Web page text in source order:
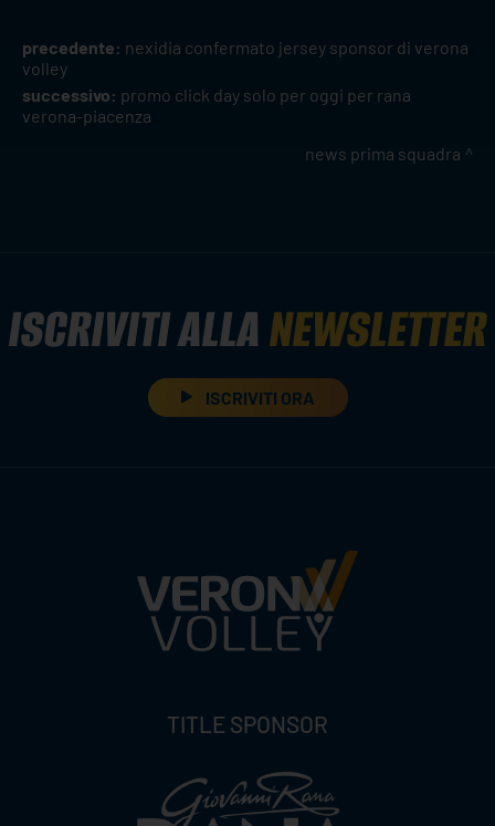
precedente: nexidia confermato jersey sponsor di verona
volley
successivo: promo click day solo per oggi per rana
verona-piacenza
news prima squadra
ISCRIVITI ALLANEWSLETTER
ISCRIVITI ORA
TITLE SPONSOR